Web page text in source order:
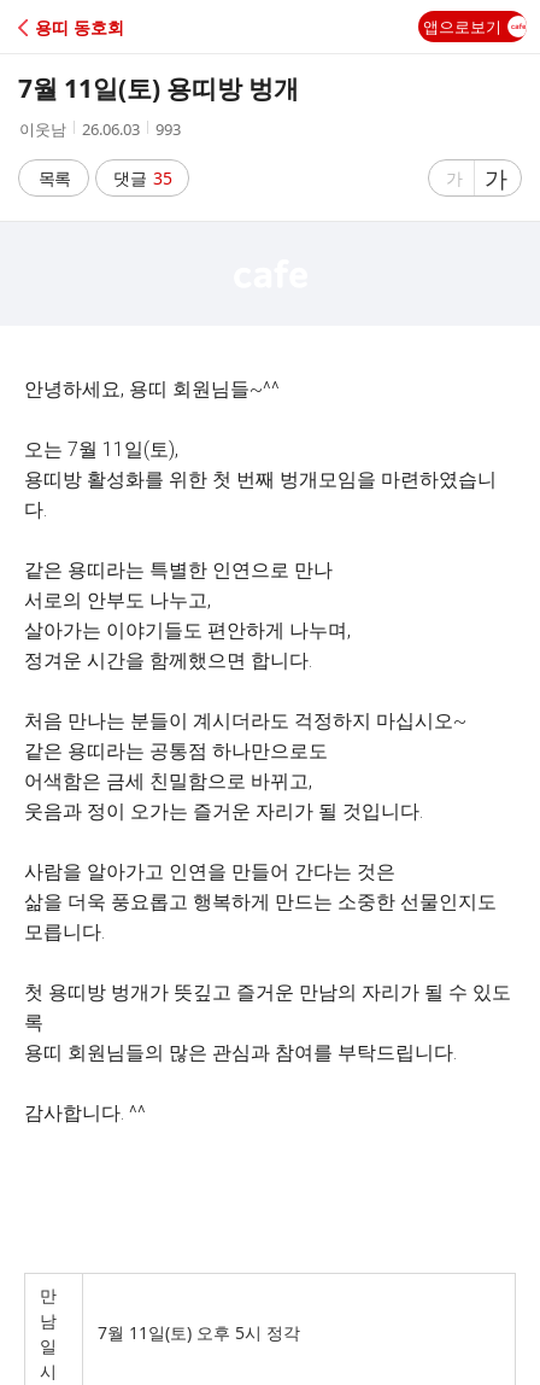
C
A
용띠 동호회 앱으로보기
7월 11일(토) 용띠방 벙개
작
자
이웃남
작
시
간
26.06.03
조
수
993
목록 댓글 35
글
가
글
자
가
안녕하세요, 용띠 회원님들~^^
오는 7월 11일(토),
용띠방 활성화를 위한 첫 번째 벙개모임을 마련하였습니
다.
같은 용띠라는 특별한 인연으로 만나
서로의 안부도 나누고,
살아가는 이야기들도 편안하게 나누며,
정겨운 시간을 함께했으면 합니다.
처음 만나는 분들이 계시더라도 걱정하지 마십시오~
같은 용띠라는 공통점 하나만으로도
어색함은 금세 친밀함으로 바뀌고,
웃음과 정이 오가는 즐거운 자리가 될 것입니다.
사람을 알아가고 인연을 만들어 간다는 것은
삶을 더욱 풍요롭고 행복하게 만드는 소중한 선물인지도
모릅니다.
첫 용띠방 벙개가 뜻깊고 즐거운 만남의 자리가 될 수 있도
록
용띠 회원님들의 많은 관심과 참여를 부탁드립니다.
감사합니다. ^^
만
남
일
시
7월 11일(토) 오후 5시 정각